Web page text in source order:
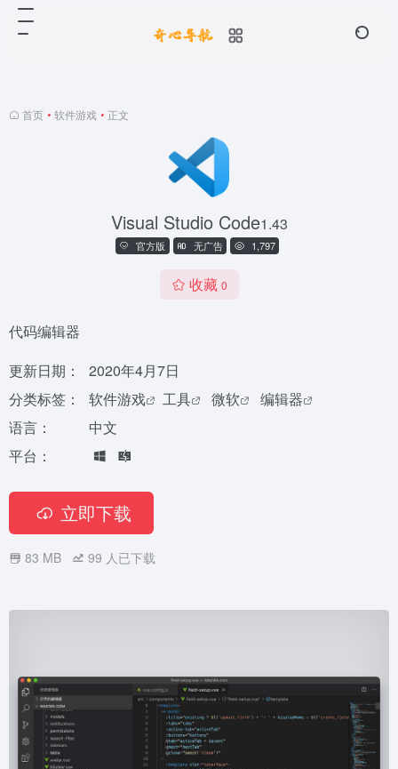
首页 • 软件游戏 • 正文
Visual Studio Code1.43
官方版 无广告 1,797
收藏 0
代码编辑器
更新日期：
2020年4月7日
分类标签：
软件游戏 工具 微软
编辑器
语言：
中文
平台：
立即下载
83 MB 99 人已下载